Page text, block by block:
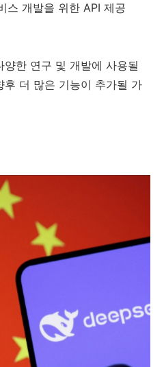
스 개발을 위한 API 제공
한 연구 및 개발에 사용될
후 더 많은 기능이 추가될 가